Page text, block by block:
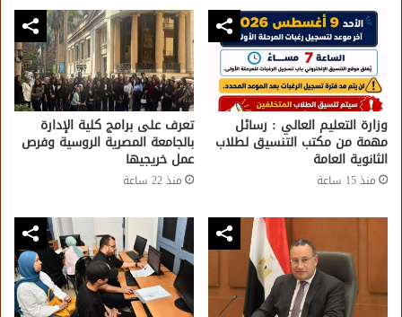
وزارة التعليم العالي : رسائل
مهمة من مكتب التنسيق لطلاب
الثانوية العامة
منذ 15 ساعة
تعرف على برامج كلية الإدارة
بالجامعة المصرية الروسية وفرص
عمل خريجيها
منذ 22 ساعة